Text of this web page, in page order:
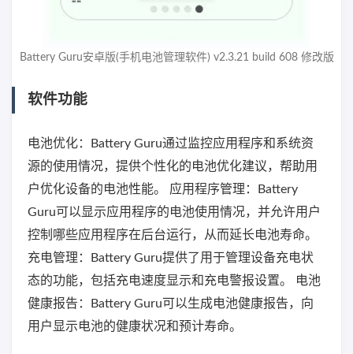
Battery Guru安卓版(手机电池管理软件) v2.3.21 build 608 修改版
软件功能
电池优化：Battery Guru通过监控应用程序和系统资
源的使用情况，提供个性化的电池优化建议，帮助用
户优化设备的电池性能。 应用程序管理：Battery
Guru可以显示应用程序的电池使用情况，并允许用户
控制哪些应用程序在后台运行，从而延长电池寿命。
充电管理：Battery Guru提供了用于管理设备充电状
态的功能，包括充电速度显示和充电警报设置。 电池
健康报告：Battery Guru可以生成电池健康报告，向
用户显示电池的健康状况和预计寿命。